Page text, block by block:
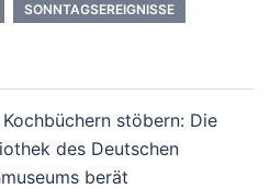
SONNTAGSEREIGNISSE
stöbern: Die
des Deutschen
berät